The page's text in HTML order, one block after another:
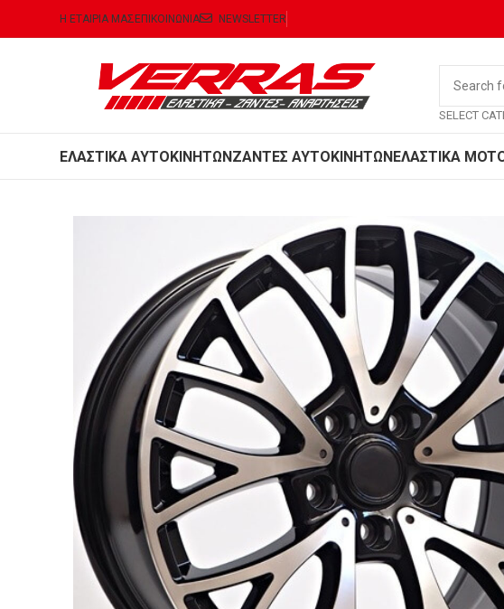
Η ΕΤΑΙΡΙΑ ΜΑΣ ΕΠΙΚΟΙΝΩΝΙΑ NEWSLETTER
SELECT
ΕΛΑΣΤΙΚΑ ΑΥΤΟΚΙΝΗΤΩΝΖΑΝΤΕΣ ΑΥΤΟΚΙΝΗΤΩΝΕΛΑΣΤΙΚΑ